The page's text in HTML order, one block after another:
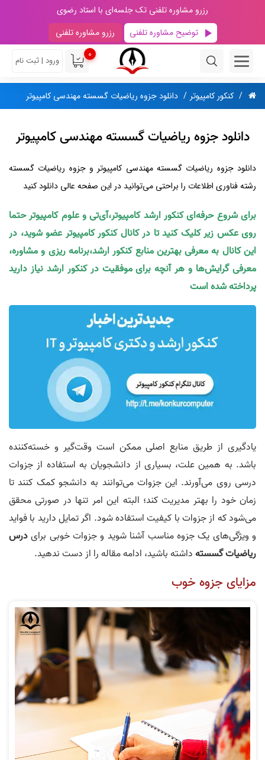
رزرو مشاوره تلفنی تک جلسه‌ای با استاد رضوی
توضیح مشاوره تلفنی
رزرو مشاوره تلفنی
0
ورود | ثبت نام
کنکور کامپیوتر دانلود جزوه ریاضیات گسسته مهندسی کامپیوتر
دانلود جزوه ریاضیات گسسته مهندسی کامپیوتر
دانلود جزوه ریاضیات گسسته مهندسی کامپیوتر و جزوه ریاضیات گسسته
رشته فناوری اطلاعات را براحتی می‌توانید در این صفحه عالی دانلود کنید
برای شروع حرفه‌ای کنکور ارشد کامپیوتر،آی‌تی و علوم کامپیوتر حتما
روی عکس زیر کلیک کنید تا در کانال کنکور کامپیوتر عضو شوید، در
این کانال به معرفی بهترین منابع کنکور ارشد،برنامه ریزی و مشاوره،
معرفی گرایش‌ها و هر آنچه برای موفقیت در کنکور ارشد نیاز دارید
پرداخته شده است
یادگیری از طریق منابع اصلی ممکن است وقت‌گیر و خسته‌کننده
باشد. به همین علت، بسیاری از دانشجویان به استفاده از جزوات
درسی روی می‌آورند. این جزوات می‌توانند به دانشجو کمک کنند تا
زمان خود را بهتر مدیریت کند؛ البته این امر تنها در صورتی محقق
می‌شود که از جزوات با کیفیت استفاده شود. اگر تمایل دارید با فواید
و ویژگی‌های یک جزوه مناسب آشنا شوید و جزوات خوبی برایدرس
ریاضیات گسستهداشته باشید، ادامه مقاله را از دست ندهید.
مزایای جزوه خوب